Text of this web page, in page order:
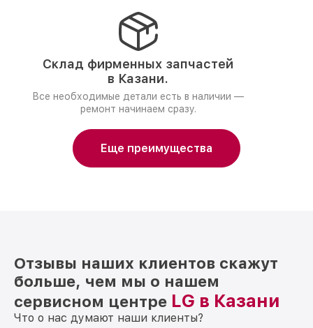
Склад фирменных запчастей
в Казани.
Все необходимые детали есть в наличии —
ремонт начинаем сразу.
Еще преимущества
Отзывы наших клиентов скажут
больше, чем мы о нашем
сервисном центре LG в Казани
Что о нас думают наши клиенты?